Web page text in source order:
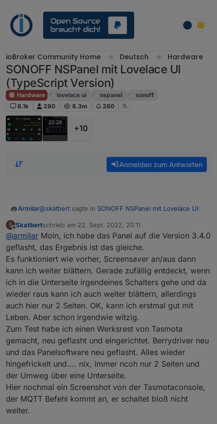
ioBroker Community Home Deutsch Hardware
SONOFF NSPanel mit Lovelace UI
(TypeScript Version)
Hardware lovelace ui nspanel
sonoff
8.1k
280 8.3m 260
+10
Anmelden zum Antworten
Armilar@skatbert sagte in SONOFF NSPanel mit Lovelace UI:
@armilar
Hallo,
ja genau, die Tasten sind Standard, ich werde
heute Abend das Teil mal neu flashen, melde mich
dann.
Gruß und Danke
okay
Hatte gesehen, dass im Video nicht auf die TFT im
Script (3.4.0) hingewiesen wird sondern auf die
"latest" (DEV). Die kann natürlich schon weiter sein, als
das TS-Script es verarbeiten kann. Aber versuche es
ruhig mal.
Deine Config und deine Seiten sind absolut korrekt
erstellt
S
Offline
Skatbertschrieb am 22. Sept. 2022, 20:11
zuletzt editiert von
@armilar Moin, ich habe das Panel auf die Version 3.4.0
geflasht, das Ergebnis ist das gleiche.
Es funktioniert wie vorher, Screensaver an/aus dann
kann ich weiter blättern. Gerade zufällig entdeckt, wenn
ich in die Unterseite irgendeines Schalters gehe und da
wieder raus kann ich auch weiter blättern, allerdings
auch hier nur 2 Seiten. OK, kann ich erstmal gut mit
Leben. Aber schon irgendwie witzig.
Zum Test habe ich einen Werksrest von Tasmota
gemacht, neu geflasht und eingerichtet. Berrydriver neu
und das Panelsoftware neu geflasht. Alles wieder
hingefrickelt und.... nix, immer ncoh nur 2 Seiten und
der Umweg über eine Unterseite.
Hier nochmal ein Screenshot von der Tasmotaconsole,
der MQTT Befehl kommt an, er schaltet bloß nicht
weiter.